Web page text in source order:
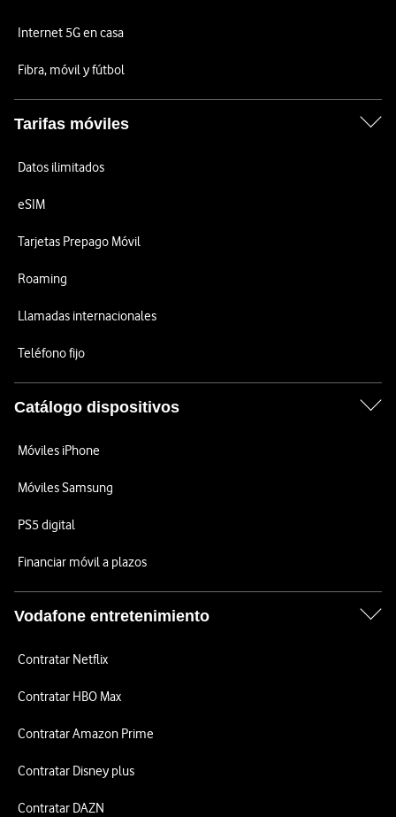
Internet 5G en casa
Fibra, móvil y fútbol
Tarifas móviles
Datos ilimitados
eSIM
Tarjetas Prepago Móvil
Roaming
Llamadas internacionales
Teléfono fijo
Catálogo dispositivos
Móviles iPhone
Móviles Samsung
PS5 digital
Financiar móvil a plazos
Vodafone entretenimiento
Contratar Netflix
Contratar HBO Max
Contratar Amazon Prime
Contratar Disney plus
Contratar DAZN